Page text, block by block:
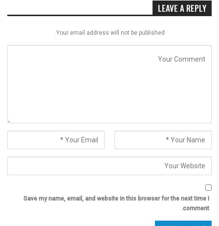
LEAVE A REPLY
Your email address will not be published.
Save my name, email, and website in this browser for the next time I
comment.